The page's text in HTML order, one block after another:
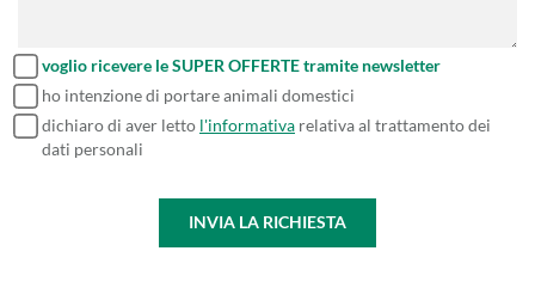
voglio ricevere le SUPER OFFERTE tramite newsletter
ho intenzione di portare animali domestici
dichiaro di aver letto l'informativa relativa al trattamento dei
dati personali
INVIA LA RICHIESTA